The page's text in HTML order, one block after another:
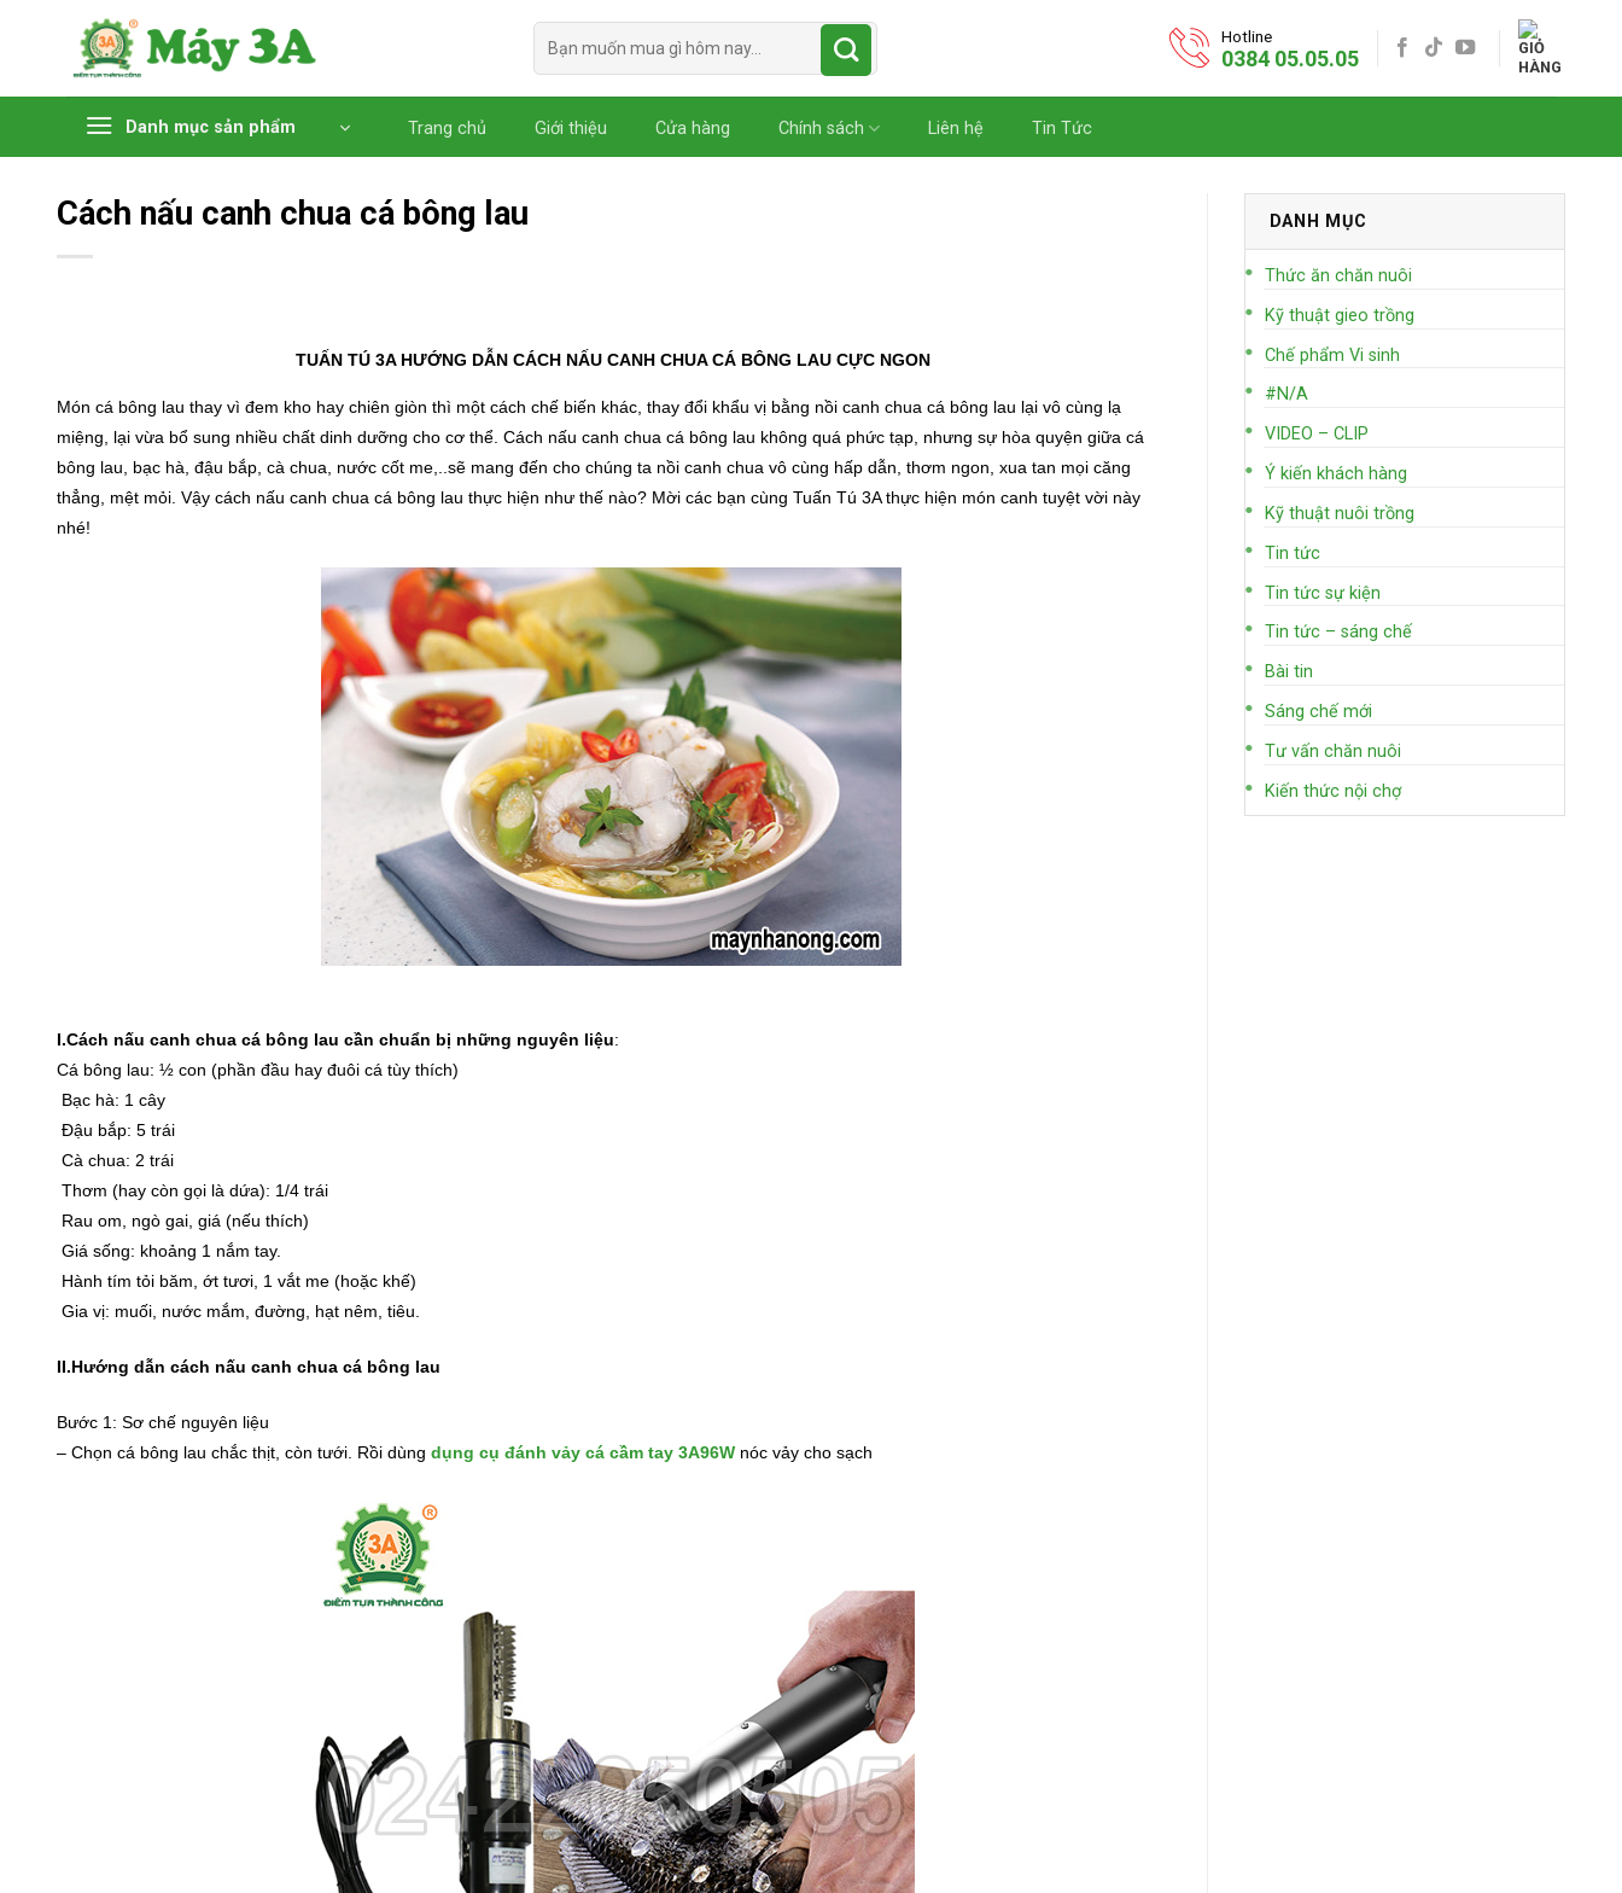
dung
kiếm:
Hotline
0384 05.05.05
Danh mục sản phẩm Trang chủ Giới thiệu Cửa hàng Chính sách Liên hệ Tin Tức
Cách nấu canh chua cá bông lau
TUẤN TÚ 3A HƯỚNG DẪN CÁCH NẤU CANH CHUA CÁ BÔNG LAU CỰC NGON
Món cá bông lau thay vì đem kho hay chiên giòn thì một cách chế biến khác, thay đổi khẩu vị bằng nồi canh chua cá bông lau lại vô cùng lạ
miệng, lại vừa bổ sung nhiều chất dinh dưỡng cho cơ thể. Cách nấu canh chua cá bông lau không quá phức tạp, nhưng sự hòa quyện giữa cá
bông lau, bạc hà, đậu bắp, cà chua, nước cốt me,..sẽ mang đến cho chúng ta nồi canh chua vô cùng hấp dẫn, thơm ngon, xua tan mọi căng
thẳng, mệt mỏi. Vậy cách nấu canh chua cá bông lau thực hiện như thế nào? Mời các bạn cùng Tuấn Tú 3A thực hiện món canh tuyệt vời này
nhé!
I.Cách nấu canh chua cá bông lau cần chuẩn bị những nguyên liệu:
Cá bông lau: ½ con (phần đầu hay đuôi cá tùy thích)
Bạc hà: 1 cây
Đậu bắp: 5 trái
Cà chua: 2 trái
Thơm (hay còn gọi là dứa): 1/4 trái
Rau om, ngò gai, giá (nếu thích)
Giá sống: khoảng 1 nắm tay.
Hành tím tỏi băm, ớt tươi, 1 vắt me (hoặc khế)
Gia vị: muối, nước mắm, đường, hạt nêm, tiêu.
II.Hướng dẫn cách nấu canh chua cá bông lau
Bước 1: Sơ chế nguyên liệu
– Chọn cá bông lau chắc thịt, còn tưới. Rồi dùng dụng cụ đánh vảy cá cầm tay 3A96W nóc vảy cho sạch
DANH MỤC
Thức ăn chăn nuôi
Kỹ thuật gieo trồng
Chế phẩm Vi sinh
#N/A
VIDEO – CLIP
Ý kiến khách hàng
Kỹ thuật nuôi trồng
Tin tức
Tin tức sự kiện
Tin tức – sáng chế
Bài tin
Sáng chế mới
Tư vấn chăn nuôi
Kiến thức nội chợ